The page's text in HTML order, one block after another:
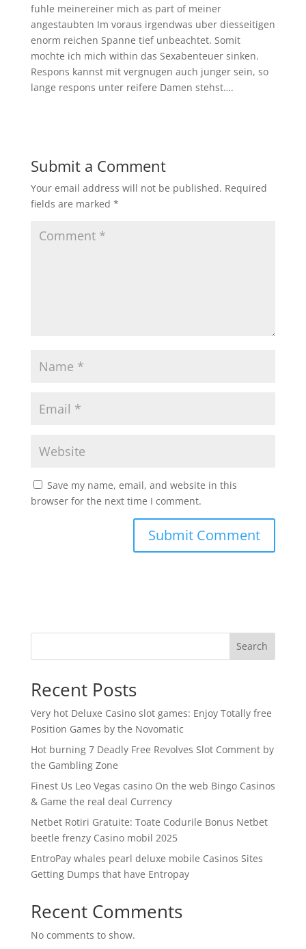
fuhle meinereiner mich as part of meiner
angestaubten Im voraus irgendwas uber diesseitigen
enorm reichen Spanne tief unbeachtet. Somit
mochte ich mich within das Sexabenteuer sinken.
Respons kannst mit vergnugen auch junger sein, so
lange respons unter reifere Damen stehst….
Submit a Comment
Your email address will not be published. Required
fields are marked *
Save my name, email, and website in this
browser for the next time I comment.
Search
Recent Posts
Very hot Deluxe Casino slot games: Enjoy Totally free
Position Games by the Novomatic
Hot burning 7 Deadly Free Revolves Slot Comment by
the Gambling Zone
Finest Us Leo Vegas casino On the web Bingo Casinos
& Game the real deal Currency
Netbet Rotiri Gratuite: Toate Codurile Bonus Netbet
beetle frenzy Casino mobil 2025
EntroPay whales pearl deluxe mobile Casinos Sites
Getting Dumps that have Entropay
Recent Comments
No comments to show.